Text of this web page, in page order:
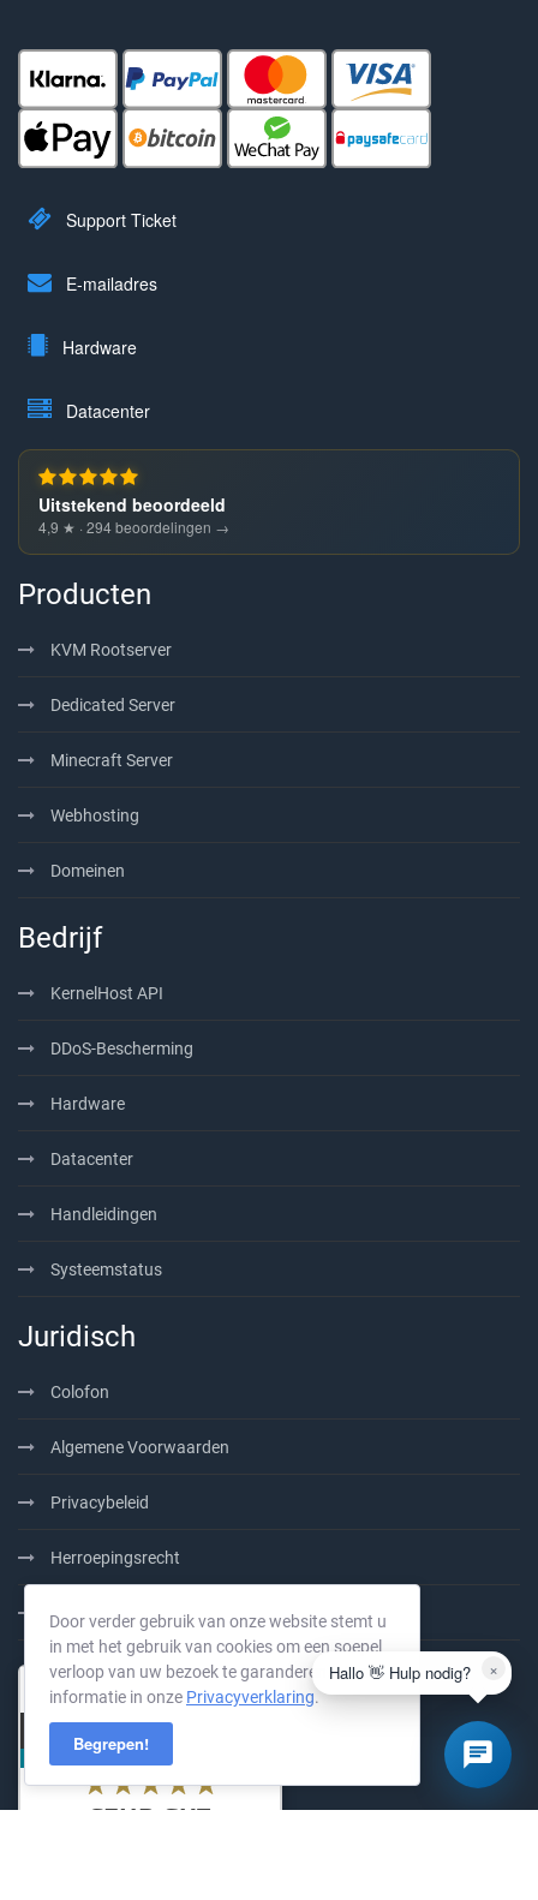
Support Ticket
E-mailadres
Hardware
Datacenter
Uitstekend beoordeeld
4,9 ★ · 294 beoordelingen →
Producten
KVM Rootserver
Dedicated Server
Minecraft Server
Webhosting
Domeinen
Bedrijf
KernelHost API
DDoS-Bescherming
Hardware
Datacenter
Handleidingen
Systeemstatus
Juridisch
Colofon
Algemene Voorwaarden
Privacybeleid
Herroepingsrecht
100% PrePaid
Door verder gebruik van onze website stemt u
in met het gebruik van cookies om een soepel
verloop van uw bezoek te garanderen. Meer
informatie in onze Privacyverklaring.
Begrepen!
×
Hallo 👋 Hulp nodig?